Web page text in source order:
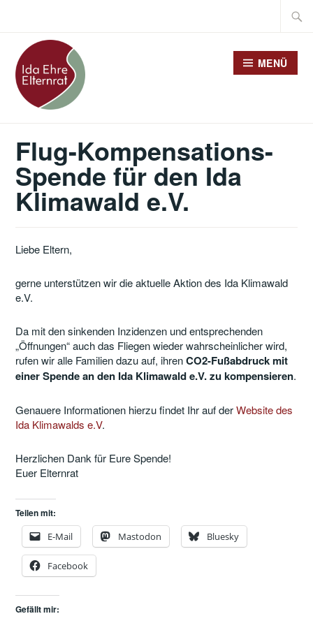
springen
Suche
MENÜ
Flug-Kompensations-
Spende für den Ida
Klimawald e.V.
Liebe Eltern,
gerne unterstützen wir die aktuelle Aktion des Ida Klimawald
e.V.
Da mit den sinkenden Inzidenzen und entsprechenden
„Öffnungen“ auch das Fliegen wieder wahrscheinlicher wird,
rufen wir alle Familien dazu auf, ihrenCO2-Fußabdruck mit
einer Spende an den Ida Klimawald e.V. zu kompensieren.
Genauere Informationen hierzu findet Ihr auf derWebsite des
Ida Klimawalds e.V.
Herzlichen Dank für Eure Spende!
Euer Elternrat
Teilen mit:
E-Mail
Mastodon Bluesky
Facebook
Gefällt mir: